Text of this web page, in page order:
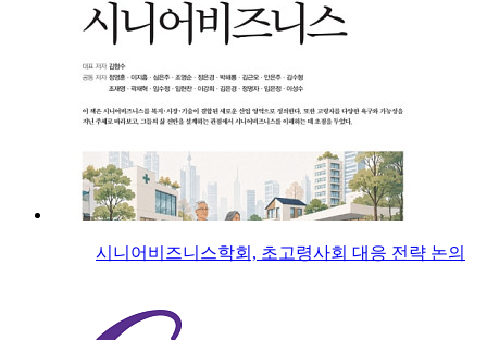
시니어비즈니스학회, 초고령사회 대응 전략 논의